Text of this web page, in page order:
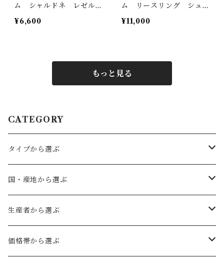
ム シャルドネ レゼル
ヴ トロッケン
¥6,600
ム リースリング シュヴ
ァルツァー ヘアゴット
トロッケン
¥11,000
もっと見る
CATEGORY
タイプから選ぶ
赤ワイン
フルボディ
ミディアムボディ
白ワイン
辛口
ロゼワイン
国・産地から選ぶ
ドイツ
ファルツ
オーストリア
生産者から選ぶ
ヴェルトナー
価格帯から選ぶ